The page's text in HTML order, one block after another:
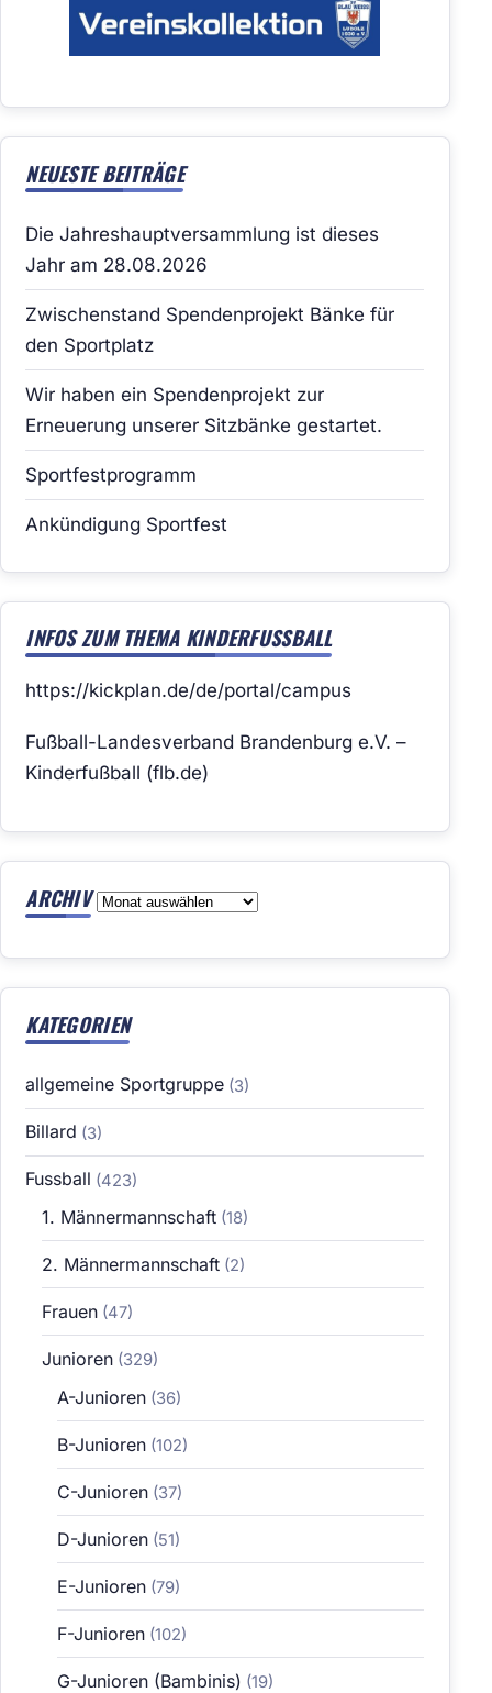
NEUESTE BEITRÄGE
Die Jahreshauptversammlung ist dieses
Jahr am 28.08.2026
Zwischenstand Spendenprojekt Bänke für
den Sportplatz
Wir haben ein Spendenprojekt zur
Erneuerung unserer Sitzbänke gestartet.
Sportfestprogramm
Ankündigung Sportfest
INFOS ZUM THEMA KINDERFUSSBALL
https://kickplan.de/de/portal/campus
Fußball-Landesverband Brandenburg e.V. –
Kinderfußball (flb.de)
ARCHIV Archiv
KATEGORIEN
allgemeine Sportgruppe (3)
Billard (3)
Fussball (423)
1. Männermannschaft(18)
2. Männermannschaft(2)
Frauen(47)
Junioren(329)
A-Junioren (36)
B-Junioren (102)
C-Junioren (37)
D-Junioren (51)
E-Junioren (79)
F-Junioren (102)
G-Junioren (Bambinis) (19)